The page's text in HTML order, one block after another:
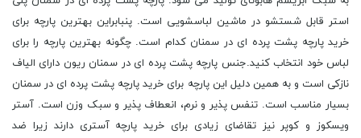
استر قابل شستشو در ماشین لباسشویی است. پنبابراین بهترین پارچه برای
خرید پارچه پشت پرده ای در سمنان کدام است. چگونه بهترین پارچه را برای
لباس خود انتخاب کنید.جنس پارچه پشت پرده ای در سمنان ریون دارای الیاف
نازکی است و به همین دلیل این پارچه برای خرید پارچه پشت پرده ای در سمنان
بسیار مناسب است. تنفس پذیر و نرم، انعطاف پذیر و سبک وزن است. آستر
ویسکوز و کوپر نیز تقاضای زیادی برای خرید پارچه آستری دارند زیرا ضد